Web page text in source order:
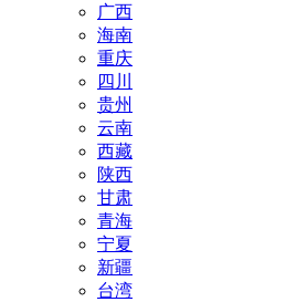
广西
海南
重庆
四川
贵州
云南
西藏
陕西
甘肃
青海
宁夏
新疆
台湾